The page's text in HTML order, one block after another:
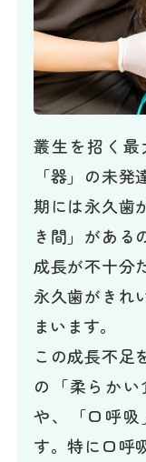
叢生を招く
「器」の未
期には永久歯
き間」がある
成長が不十分
永久歯がきれ
まいます。
この成長不足
の「柔らか
や、「口呼
す。特に口呼